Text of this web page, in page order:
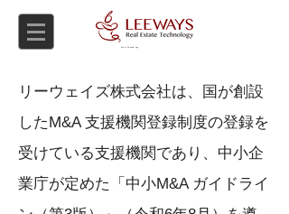
リーウェイズ株式会社は、国が創設
したM&A 支援機関登録制度の登録を
受けている支援機関であり、中小企
業庁が定めた「中小M&A ガイドライ